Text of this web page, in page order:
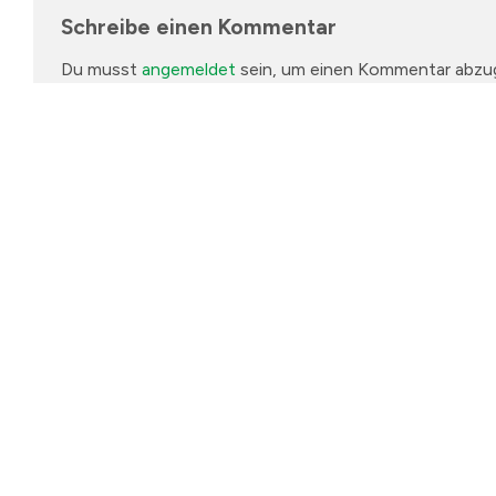
Schreibe einen Kommentar
Du musst angemeldet sein, um einen Kommentar